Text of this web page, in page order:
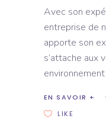
Avec son
entreprise de
apporte son
s’attache aux
EN SAVOIR +
LIKE